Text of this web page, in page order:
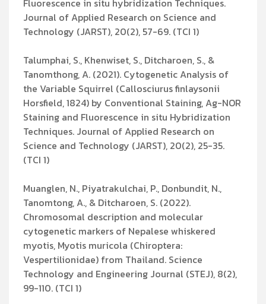
Fluorescence in situ hybridization Techniques.
Journal of Applied Research on Science and
Technology (JARST), 20(2), 57-69. (TCI 1)
Talumphai, S., Khenwiset, S., Ditcharoen, S., &
Tanomthong, A. (2021). Cytogenetic Analysis of
the Variable Squirrel (Callosciurus finlaysonii
Horsfield, 1824) by Conventional Staining, Ag-NOR
Staining and Fluorescence in situ Hybridization
Techniques. Journal of Applied Research on
Science and Technology (JARST), 20(2), 25-35.
(TCI 1)
Muanglen, N., Piyatrakulchai, P., Donbundit, N.,
Tanomtong, A., & Ditcharoen, S. (2022).
Chromosomal description and molecular
cytogenetic markers of Nepalese whiskered
myotis, Myotis muricola (Chiroptera:
Vespertilionidae) from Thailand. Science
Technology and Engineering Journal (STEJ), 8(2),
99-110. (TCI 1)